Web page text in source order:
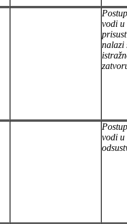
vodi u
nalazi
vodi u